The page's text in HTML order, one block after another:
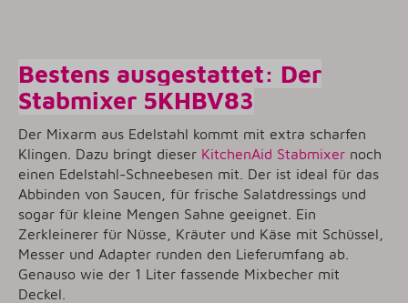
Bestens ausgestattet: Der
Stabmixer 5KHBV83
Der Mixarm aus Edelstahl kommt mit extra scharfen
Klingen. Dazu bringt dieser KitchenAid Stabmixer noch
einen Edelstahl-Schneebesen mit. Der ist ideal für das
Abbinden von Saucen, für frische Salatdressings und
sogar für kleine Mengen Sahne geeignet. Ein
Zerkleinerer für Nüsse, Kräuter und Käse mit Schüssel,
Messer und Adapter runden den Lieferumfang ab.
Genauso wie der 1 Liter fassende Mixbecher mit
Deckel.